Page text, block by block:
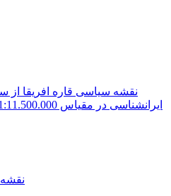
نقشه سیاسی قاره افریقا از